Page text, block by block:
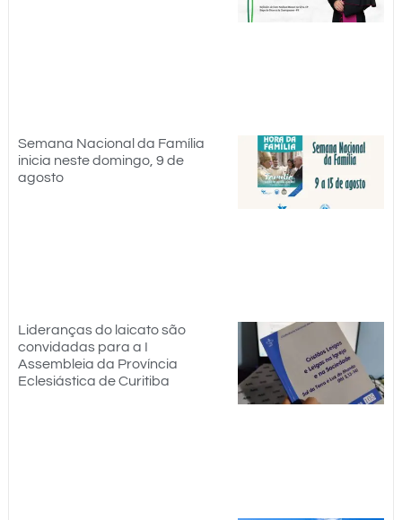
Semana Nacional da Família
inicia neste domingo, 9 de
agosto
Lideranças do laicato são
convidadas para a I
Assembleia da Província
Eclesiástica de Curitiba